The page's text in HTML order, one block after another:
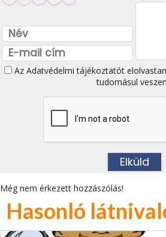
Az Adatvédelmi tájékoztatót
tudomásul
Még nem érkezett hozzászólás!
Hasonló